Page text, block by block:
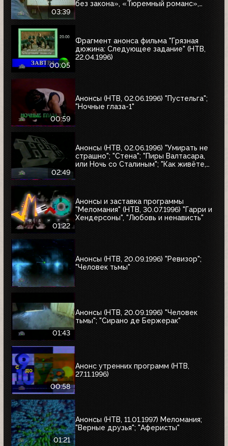
03:39
без закона», «Тюремный романс»,
00:05
Фрагмент анонса фильма "Грязная
дюжина: Следующее задание" (НТВ,
22.04.1996)
00:59
Анонсы (НТВ, 02.06.1996) "Пустельга";
"Ночные глаза-1"
02:49
Анонсы (НТВ, 02.06.1996) "Умирать не
страшно"; "Стена"; "Пиры Валтасара,
или Ночь со Сталиным"; "Как живёте,
01:22
Анонсы и заставка программы
"Меломания" (НТВ, 30.07.1996) "Гарри и
Хендерсоны", "Любовь и ненависть"
Анонсы (НТВ, 20.09.1996) "Ревизор";
"Человек тьмы"
01:43
Анонсы (НТВ, 20.09.1996) "Человек
тьмы"; "Сирано де Бержерак"
00:58
Анонс утренних программ (НТВ,
27.11.1996)
01:21
Анонсы (НТВ, 11.01.1997) Меломания;
"Верные друзья"; "Аферисты"